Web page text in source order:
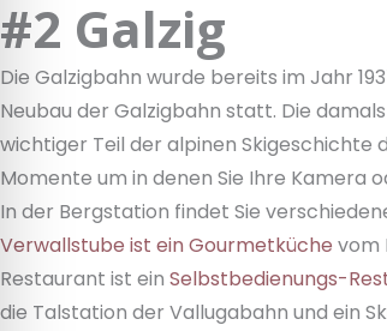
#2 Galzig
Die Galzigbahn wurde bereits im Jahr
Neubau der Galzigbahn statt. Die
wichtiger Teil der alpinen Skigeschichte
Momente um in denen Sie Ihre Kamera
In der Bergstation findet Sie
Verwallstube ist ein Gourmetküche vom
Restaurant ist ein Selbstbedienungs-
die Talstation der Vallugabahn und ein